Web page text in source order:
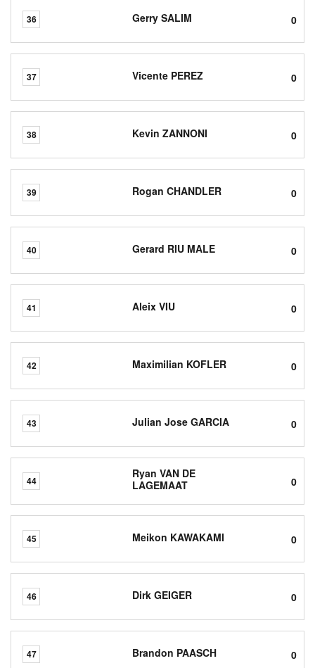
36 Gerry SALIM 0
37 Vicente PEREZ 0
38 Kevin ZANNONI 0
39 Rogan CHANDLER 0
40 Gerard RIU MALE 0
41 Aleix VIU 0
42 Maximilian KOFLER 0
43 Julian Jose GARCIA 0
44
Ryan VAN DE
LAGEMAAT
0
45 Meikon KAWAKAMI 0
46 Dirk GEIGER 0
47 Brandon PAASCH 0